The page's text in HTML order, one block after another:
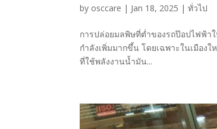
by osccare | Jan 18, 2025 |ทั่วไป
การปล่อยมลพิษที่ต่ำของรถป๊อปไฟฟ้า
กำลังเพิ่มมากขึ้น โดยเฉพาะในเมือ
ที่ใช้พลังงานน้ำมัน...